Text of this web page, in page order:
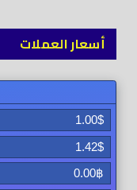
أسعار العملات